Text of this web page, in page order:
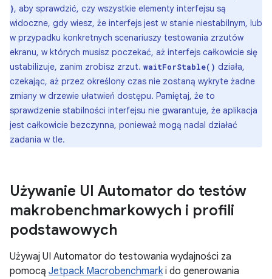
}, aby sprawdzić, czy wszystkie elementy interfejsu są
widoczne, gdy wiesz, że interfejs jest w stanie niestabilnym, lub
w przypadku konkretnych scenariuszy testowania zrzutów
ekranu, w których musisz poczekać, aż interfejs całkowicie się
ustabilizuje, zanim zrobisz zrzut. waitForStable() działa,
czekając, aż przez określony czas nie zostaną wykryte żadne
zmiany w drzewie ułatwień dostępu. Pamiętaj, że to
sprawdzenie stabilności interfejsu nie gwarantuje, że aplikacja
jest całkowicie bezczynna, ponieważ mogą nadal działać
zadania w tle.
Używanie UI Automator do testów
makrobenchmarkowych i profili
podstawowych
Używaj UI Automator do testowania wydajności za
pomocą Jetpack Macrobenchmarki do generowania